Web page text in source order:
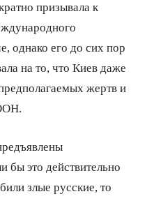
призывала к
однако его до сих пор
на то, что Киев даже
жертв и
бы это действительно
злые русские, то